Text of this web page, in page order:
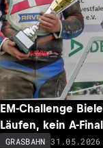
EM-Challenge
Läufen, kein A-
GRASBAHN